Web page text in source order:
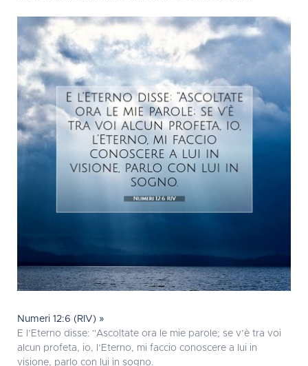
Numeri 12:6 (RIV) »
E l’Eterno disse: “Ascoltate ora le mie parole; se v’è tra voi
alcun profeta, io, l’Eterno, mi faccio conoscere a lui in
visione, parlo con lui in sogno.